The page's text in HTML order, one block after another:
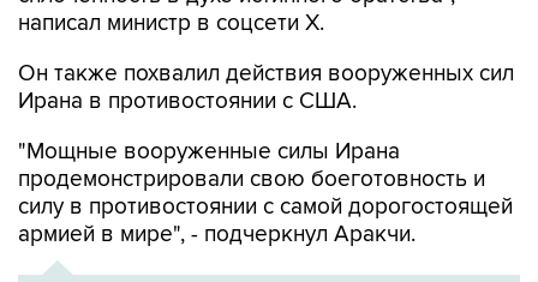
написал министр в соцсети Х.
Он также похвалил действия вооруженных сил
Ирана в противостоянии с США.
"Мощные вооруженные силы Ирана
продемонстрировали свою боеготовность и
силу в противостоянии с самой дорогостоящей
армией в мире", - подчеркнул Аракчи.